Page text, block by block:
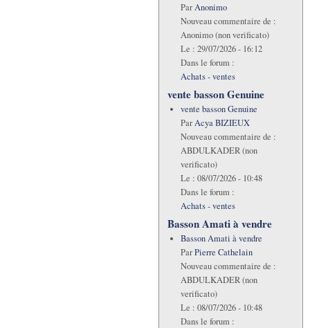
ParAnonimo
Nouveau commentaire de :
Anonimo (non verificato)
Le : 29/07/2026 - 16:12
Dans le forum :
Achats - ventes
vente basson Genuine
vente basson Genuine
ParAcya BIZIEUX
Nouveau commentaire de :
ABDULKADER (non
verificato)
Le : 08/07/2026 - 10:48
Dans le forum :
Achats - ventes
Basson Amati à vendre
Basson Amati à vendre
ParPierre Cathelain
Nouveau commentaire de :
ABDULKADER (non
verificato)
Le : 08/07/2026 - 10:48
Dans le forum :